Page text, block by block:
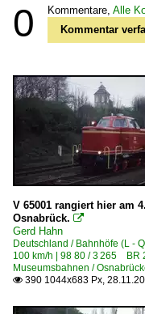
0 Kommentare, Alle
Kommentar
V 65001 rangiert hier am
Osnabrück. 
Gerd Hahn
Deutschland / Bahnhöfe (L -
100 km/h | 98 80 / 3 265 BR
Museumsbahnen /
 390 1044x683 Px,